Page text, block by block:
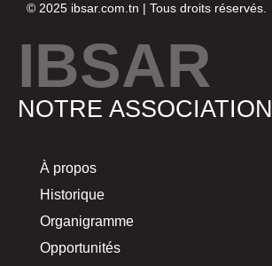
© 2025 ibsar.com.tn | Tous droits réservés.
IBSAR
NOTRE ASSOCIATION
À propos
Historique
Organigramme
Opportunités